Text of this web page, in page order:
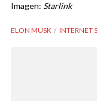
Imagen: Starlink
ELON MUSK INTERNET